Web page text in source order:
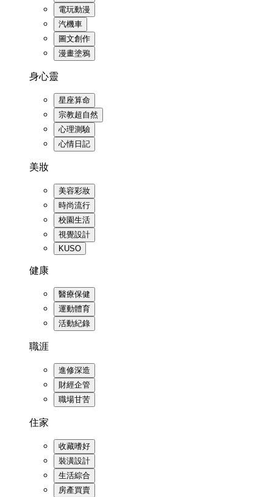
電玩動漫
汽機車
圖文創作
漫畫塗鴉
身心靈
星座算命
宗教超自然
心理測驗
心情日記
美妝
美容彩妝
時尚流行
校園生活
視覺設計
KUSO
健康
醫療保健
運動體育
活動紀錄
職涯
進修深造
財經企管
職場甘苦
住家
收藏嗜好
裝潢設計
生活綜合
房產買賣